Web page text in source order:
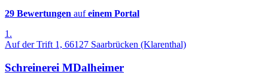
29 Bewertungen aufeinem Portal
1.
Auf der Trift 1, 66127 Saarbrücken (Klarenthal)
Schreinerei MDalheimer